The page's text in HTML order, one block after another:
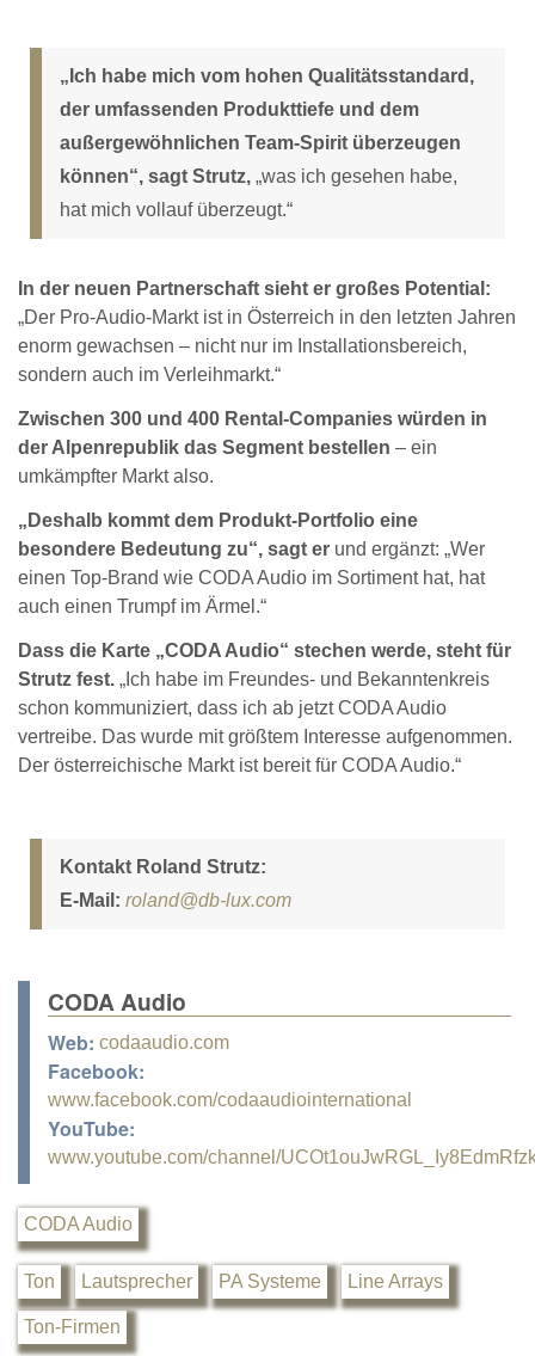
„Ich habe mich vom hohen Qualitätsstandard,
der umfassenden Produkttiefe und dem
außergewöhnlichen Team-Spirit überzeugen
können“, sagt Strutz, „was ich gesehen habe,
hat mich vollauf überzeugt.“
In der neuen Partnerschaft sieht er großes Potential:
„Der Pro-Audio-Markt ist in Österreich in den letzten Jahren
enorm gewachsen – nicht nur im Installationsbereich,
sondern auch im Verleihmarkt.“
Zwischen 300 und 400 Rental-Companies würden in
der Alpenrepublik das Segment bestellen – ein
umkämpfter Markt also.
„Deshalb kommt dem Produkt-Portfolio eine
besondere Bedeutung zu“, sagt er und ergänzt: „Wer
einen Top-Brand wie CODA Audio im Sortiment hat, hat
auch einen Trumpf im Ärmel.“
Dass die Karte „CODA Audio“ stechen werde, steht für
Strutz fest. „Ich habe im Freundes- und Bekanntenkreis
schon kommuniziert, dass ich ab jetzt CODA Audio
vertreibe. Das wurde mit größtem Interesse aufgenommen.
Der österreichische Markt ist bereit für CODA Audio.“
Kontakt Roland Strutz:
E-Mail: roland@db-lux.com
CODA Audio
Web: codaaudio.com
Facebook:
www.facebook.com/codaaudiointernational
YouTube:
www.youtube.com/channel/
CODA Audio
Ton Lautsprecher PA Systeme Line Arrays
Ton-Firmen